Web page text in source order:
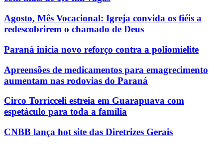
Agosto, Mês Vocacional: Igreja convida os fiéis a
redescobrirem o chamado de Deus
Paraná inicia novo reforço contra a poliomielite
Apreensões de medicamentos para emagrecimento
aumentam nas rodovias do Paraná
Circo Torricceli estreia em Guarapuava com
espetáculo para toda a família
CNBB lança hot site das Diretrizes Gerais